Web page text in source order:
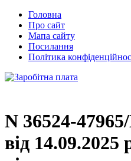
Головна
Про сайт
Мапа сайту
Посилання
Політика
N 36524-
від